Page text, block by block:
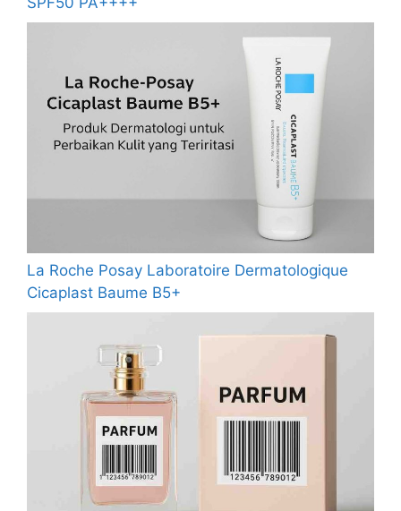
La Roche Posay Laboratoire Dermatologique
Cicaplast Baume B5+